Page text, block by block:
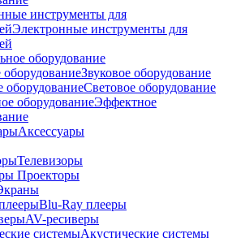
инструменты для
Электронные инструменты для
оборудование
оборудованиеЗвуковое оборудование
оборудованиеСветовое оборудование
оборудованиеЭффектное
Аксессуары
Телевизоры
Проекторы
Blu-Ray плееры
AV-ресиверы
системыАкустические системы